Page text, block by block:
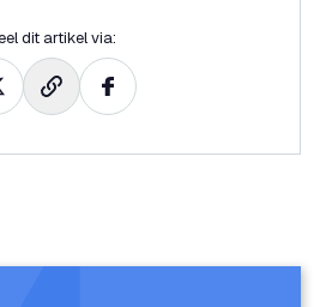
dit artikel via: